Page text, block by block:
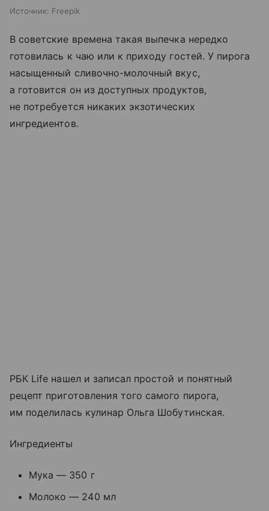
Источник: Freepik
В советские времена такая выпечка нередко
готовилась к чаю или к приходу гостей. У пирога
насыщенный сливочно-молочный вкус,
а готовится он из доступных продуктов,
не потребуется никаких экзотических
ингредиентов.
РБК Life нашел и записал простой и понятный
рецепт приготовления того самого пирога,
им поделилась кулинар Ольга Шобутинская.
Ингредиенты
Мука — 350 г
Молоко — 240 мл